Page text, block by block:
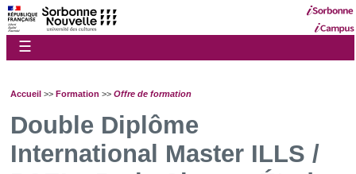
☰
Accueil >> Formation >> Offre de formation
Double Diplôme
International Master ILLS /